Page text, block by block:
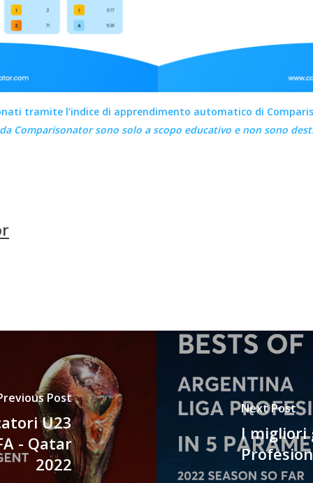
tramite l’indice di apprendimento automatico di
Comparisonatorsono solo a scopo educativo e non sono
Post
U23
- Qatar
2022
Next Post
I migliori